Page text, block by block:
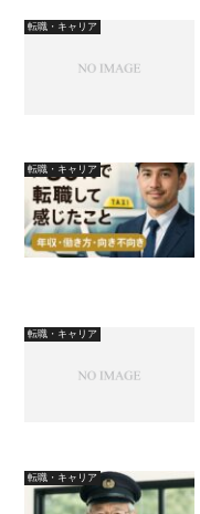
転職・キャリア
転職・キャリア
転職・キャリア
転職・キャリア